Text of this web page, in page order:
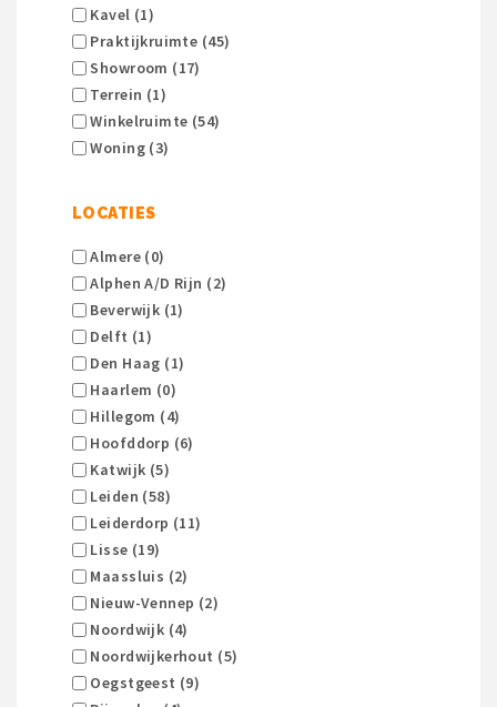
Kavel (1)
Praktijkruimte (45)
Showroom (17)
Terrein (1)
Winkelruimte (54)
Woning (3)
LOCATIES
Almere (0)
Alphen A/d Rijn (2)
Beverwijk (1)
Delft (1)
Den Haag (1)
Haarlem (0)
Hillegom (4)
Hoofddorp (6)
Katwijk (5)
Leiden (58)
Leiderdorp (11)
Lisse (19)
Maassluis (2)
Nieuw-Vennep (2)
Noordwijk (4)
Noordwijkerhout (5)
Oegstgeest (9)